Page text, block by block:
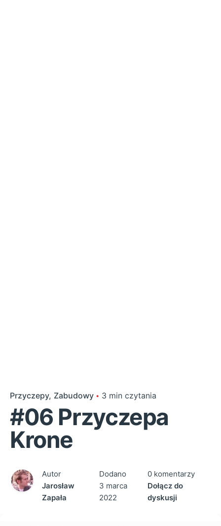
Przyczepy Zabudowy 3 min czytania
#06 Przyczepa
Krone
Autor
Jarosław
Zapała
Dodano
3 marca
2022
0 komentarzy
Dołącz do
dyskusji